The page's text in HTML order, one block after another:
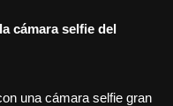
cámara selfie del
una cámara selfie gran